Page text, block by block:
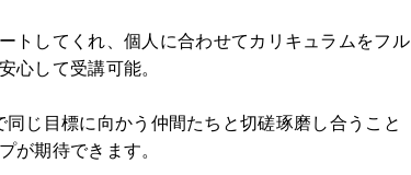
トしてくれ、個人に合わせてカリキュラムをフル
心して受講可能。
じ目標に向かう仲間たちと切磋琢磨し合うこと
が期待できます。